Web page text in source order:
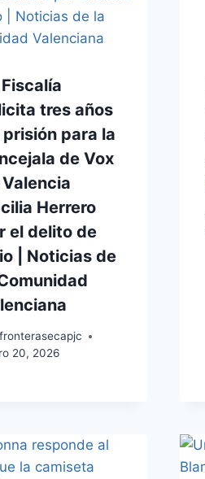
tres años
para la
de Vox
Herrero
el delito de
| Noticias de
fronterasecapjc
20, 2026